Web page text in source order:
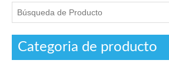
Categoria de producto